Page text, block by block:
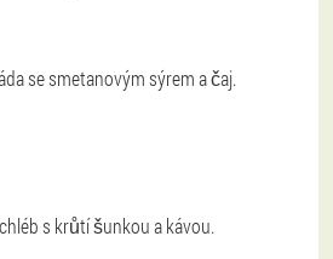
se smetanovým sýrem a čaj.
s krůtí šunkou a kávou.